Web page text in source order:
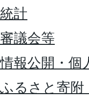
統計
審議会等
情報公開・個
ふるさと寄附